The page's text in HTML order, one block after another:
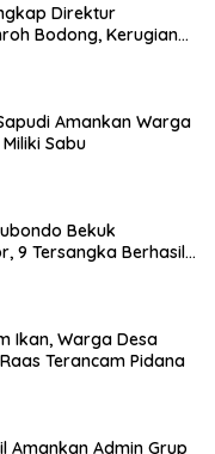
Direktur
Bodong, Kerugian
Amankan Warga
Sabu
Bekuk
9 Tersangka Berhasil
Ikan, Warga Desa
Terancam Pidana
Amankan Admin Grup